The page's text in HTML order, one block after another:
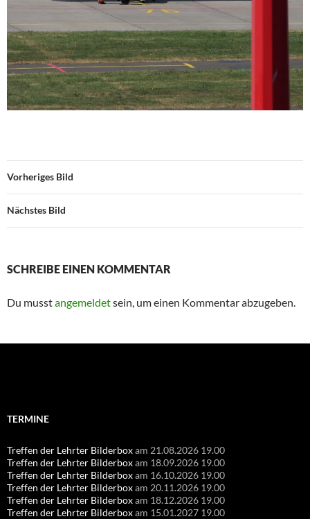
Vorheriges Bild
Nächstes Bild
SCHREIBE EINEN KOMMENTAR
Du musstangemeldetsein, um einen Kommentar abzugeben.
TERMINE
Treffen der Lehrter Bilderboxam 21.08.2026 19.00
Treffen der Lehrter Bilderboxam 18.09.2026 19.00
Treffen der Lehrter Bilderboxam 16.10.2026 19.00
Treffen der Lehrter Bilderboxam 20.11.2026 19.00
Treffen der Lehrter Bilderboxam 18.12.2026 19.00
Treffen der Lehrter Bilderboxam 15.01.2027 19.00